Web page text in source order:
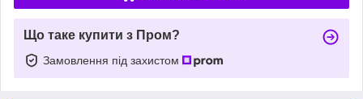
Що таке купити з Пром?
Замовлення під захистом